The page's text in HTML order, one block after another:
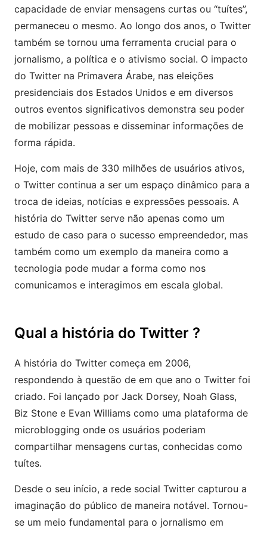
capacidade de enviar mensagens curtas ou “tuítes”,
permaneceu o mesmo. Ao longo dos anos, o Twitter
também se tornou uma ferramenta crucial para o
jornalismo, a política e o ativismo social. O impacto
do Twitter na Primavera Árabe, nas eleições
presidenciais dos Estados Unidos e em diversos
outros eventos significativos demonstra seu poder
de mobilizar pessoas e disseminar informações de
forma rápida.
Hoje, com mais de 330 milhões de usuários ativos,
o Twitter continua a ser um espaço dinâmico para a
troca de ideias, notícias e expressões pessoais. A
história do Twitter serve não apenas como um
estudo de caso para o sucesso empreendedor, mas
também como um exemplo da maneira como a
tecnologia pode mudar a forma como nos
comunicamos e interagimos em escala global.
Qual a história do Twitter ?
A história do Twitter começa em 2006,
respondendo à questão de em que ano o Twitter foi
criado. Foi lançado por Jack Dorsey, Noah Glass,
Biz Stone e Evan Williams como uma plataforma de
microblogging onde os usuários poderiam
compartilhar mensagens curtas, conhecidas como
tuítes.
Desde o seu início, a rede social Twitter capturou a
imaginação do público de maneira notável. Tornou-
se um meio fundamental para o jornalismo em